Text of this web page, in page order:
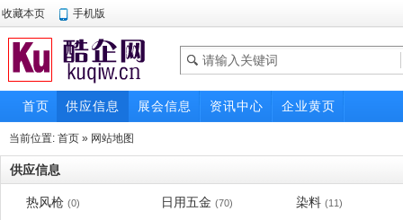
收藏本页 手机版
首页 供应信息 展会信息 资讯中心 企业黄页
当前位置: 首页 » 网站地图
供应信息
热风枪 (0) 日用五金 (70) 染料 (11)